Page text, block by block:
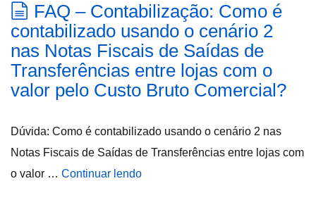
FAQ – Contabilização: Como é
contabilizado usando o cenário 2
nas Notas Fiscais de Saídas de
Transferências entre lojas com o
valor pelo Custo Bruto Comercial?
Dúvida: Como é contabilizado usando o cenário 2 nas
Notas Fiscais de Saídas de Transferências entre lojas com
o valor … Continuar lendo